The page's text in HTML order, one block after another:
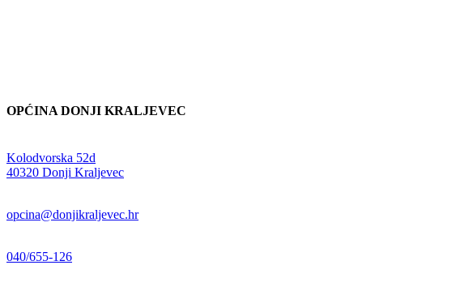
OPĆINA DONJI KRALJEVEC
Kolodvorska 52d
40320 Donji Kraljevec
opcina@donjikraljevec.hr
040/655-126